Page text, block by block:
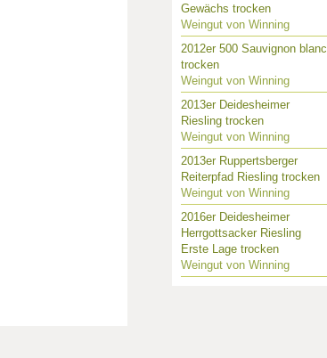
Gewächs trocken
Weingut von Winning
2012er 500 Sauvignon blanc
trocken
Weingut von Winning
2013er Deidesheimer
Riesling trocken
Weingut von Winning
2013er Ruppertsberger
Reiterpfad Riesling trocken
Weingut von Winning
2016er Deidesheimer
Herrgottsacker Riesling
Erste Lage trocken
Weingut von Winning